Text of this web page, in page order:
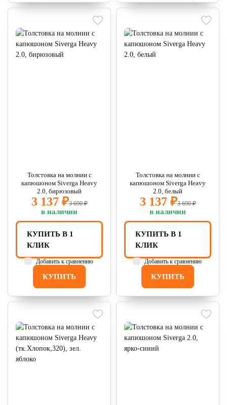
Толстовка на молнии с
капюшоном Siverga Heavy
2.0, бирюзовый
3 137 ₽3 690 ₽
в наличии
КУПИТЬ
КУПИТЬ В 1
КЛИК
Добавить к сравнению
Толстовка на молнии с
капюшоном Siverga Heavy
2.0, белый
3 137 ₽3 690 ₽
в наличии
КУПИТЬ
КУПИТЬ В 1
КЛИК
Добавить к сравнению